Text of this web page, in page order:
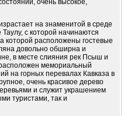
очень высокое,
на знаменитой в среде
с которой начинаются
которой расположены гостевые
довольно обширна и
в месте слияния рек Псыш и
мемориальный
на горных перевалах Кавказа в
очень красивое дерево
и служит украшением
туристами, так и